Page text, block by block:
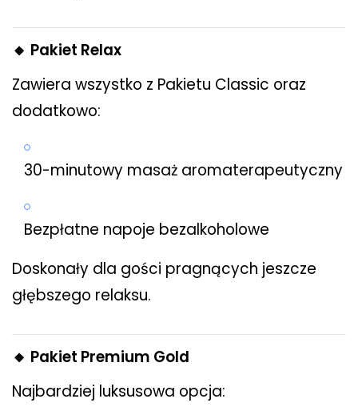
🔸 Pakiet Relax
Zawiera wszystko z Pakietu Classic oraz
dodatkowo:
30-minutowy masaż aromaterapeutyczny
Bezpłatne napoje bezalkoholowe
Doskonały dla gości pragnących jeszcze
głębszego relaksu.
🔸 Pakiet Premium Gold
Najbardziej luksusowa opcja: